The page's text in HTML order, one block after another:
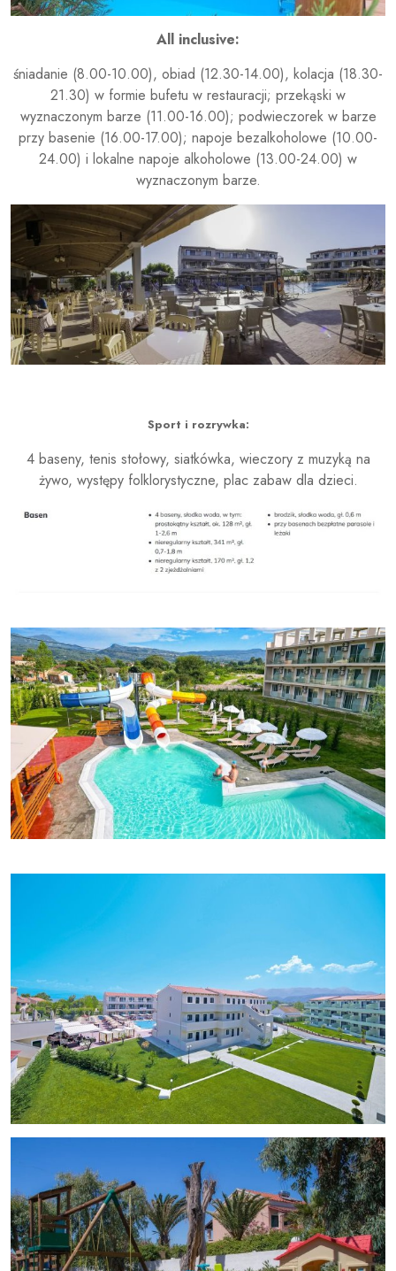
All inclusive:
śniadanie (8.00-10.00), obiad (12.30-14.00), kolacja (18.30-
21.30) w formie bufetu w restauracji; przekąski w
wyznaczonym barze (11.00-16.00); podwieczorek w barze
przy basenie (16.00-17.00); napoje bezalkoholowe (10.00-
24.00) i lokalne napoje alkoholowe (13.00-24.00) w
wyznaczonym barze.
Sport i rozrywka:
4 baseny, tenis stołowy, siatkówka, wieczory z muzyką na
żywo, występy folklorystyczne, plac zabaw dla dzieci.